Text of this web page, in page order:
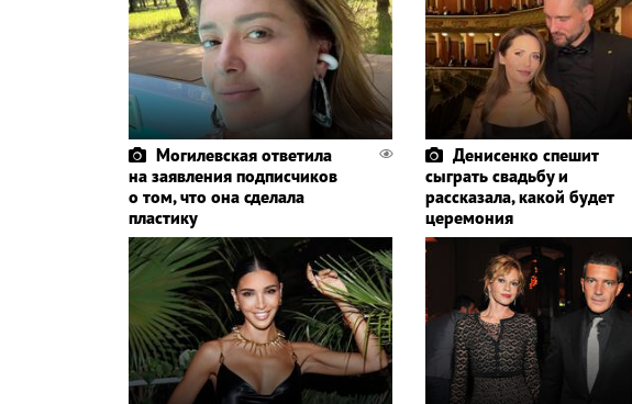
Могилевская ответила
на заявления подписчиков
о том, что она сделала
пластику
Денисенко спешит
сыграть свадьбу и
рассказала, какой будет
церемония